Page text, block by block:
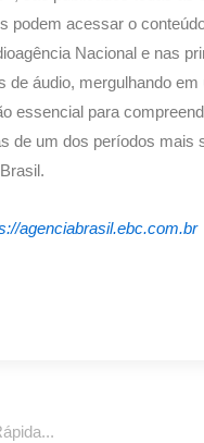
podem acessar o
Nacional e nas
de áudio, mergulhando em
essencial para
de um dos períodos mais
agenciabrasil.ebc.com.br